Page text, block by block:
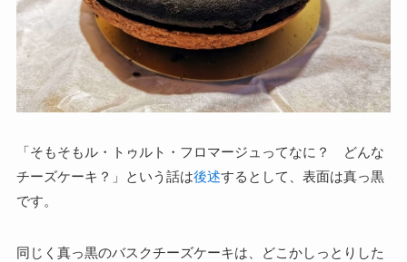
「そもそもル・トゥルト・フロマージュってなに？ どんな
チーズケーキ？」という話は後述するとして、表面は真っ黒
です。
同じく真っ黒のバスクチーズケーキは、どこかしっとりした